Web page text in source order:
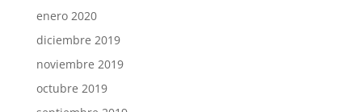
enero 2020
diciembre 2019
noviembre 2019
octubre 2019